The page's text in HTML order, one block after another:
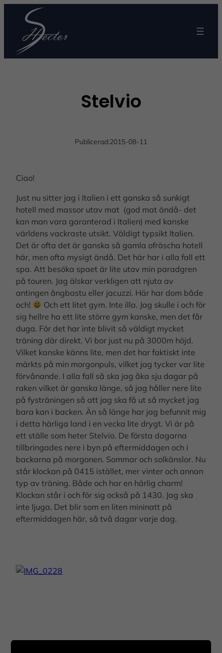
Stelvio
Publicerad:2015-08-11
Ciao!
Just nu sitter jag i Italien i ett ganska så sunkigt
hotell med massor utav mat (god mat ändå- det
kan man vara garanterad i Italien) med kanske
världens vackraste utsikt. Väldigt typsikt Italien.
Det är ofta det är ganska så gamla ofräscha hotell
här, men ofta mysigt ändå. Det här har i alla fall ett
spa. Att besöka spaet är lite utav min paradgren
på touren. Jag älskar verkligen att njuta av
antingen ångbastu eller jacuzzi. Här har dom både
och!
Och ett litet gym. Inte illa. Jag skulle i och för
sig hellre ha ett lite större gym kanske, men det får
duga. För det har inte blivit så väldigt mycket
träning där direkt. Vi bor just nu på 3000m höjd.
Vilket kanske känns lite, men det har faktiskt inte
märkts på min morgonpuls, vilket jag tycker var lite
förvånande. I alla fall så ska jag åka sju dagar på
raken vilket är ganska länge, så jag håller nere lite
på fysträningen så att jag ska få ut så mycket jag
bara kan i backen. Än så länge har jag befunnit mig
i detta härliga land i en vecka lite drygt. Vi är på
ett ställe som heter Stelvio. De första dagarna
tillbringades nere i byn på eftermiddagen och i
backarna på morgonen. Sommar och solkänslor. Nu
står klockan på 0415 istället, mer vinter och annan
typ av träning. Både och har en härlig charm!
Klockan står i och för sig också på 1430. Jag ska
inte ljuga. Det blir som en liten mininatt på
eftermiddagen här, så två dagar varje dag.